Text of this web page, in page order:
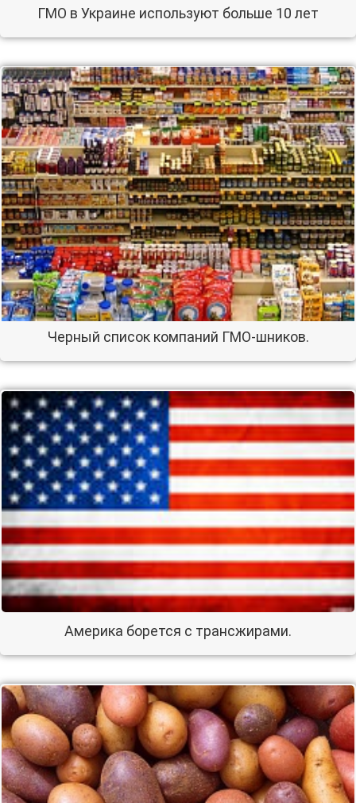
ГМО в Украине используют больше 10 лет
Черный список компаний ГМО-шников.
Америка борется с трансжирами.